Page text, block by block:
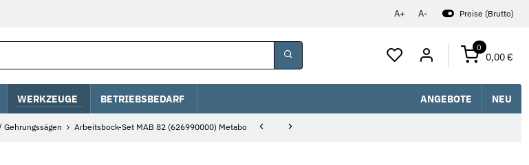
A+ A- Preise (Brutto)
0
0,00 €
WERKZEUGE BETRIEBSBEDARF ANGEBOTE NEU
Gehrungssägen Arbeitsbock-Set MAB 82 (626990000) Metabo